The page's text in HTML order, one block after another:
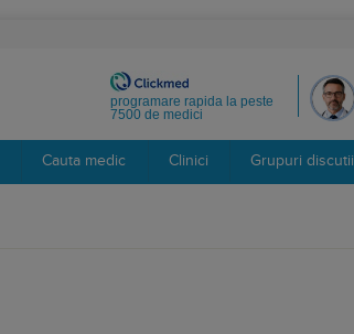
programare rapida la peste
7500 de medici
Cauta medic Clinici Grupuri discutii